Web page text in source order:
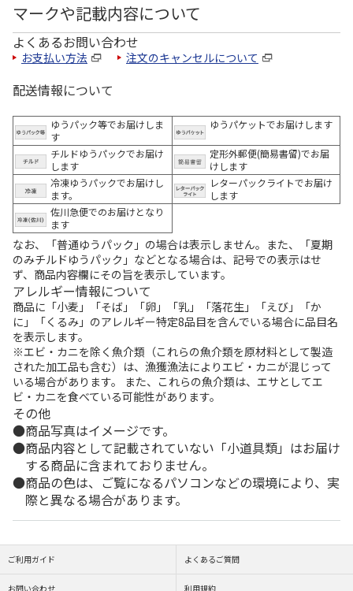
マークや記載内容について
よくあるお問い合わせ
お支払い方法 注文のキャンセルについて
配送情報について
ゆうパック等でお届けしま
す
ゆうパケットでお届けします
チルドゆうパックでお届け
します
定形外郵便(簡易書留)でお届
けします
冷凍ゆうパックでお届けし
ます。
レターパックライトでお届け
します
佐川急便でのお届けとなり
ます
なお、「普通ゆうパック」の場合は表示しません。また、「夏期
のみチルドゆうパック」などとなる場合は、記号での表示はせ
ず、商品内容欄にその旨を表示しています。
アレルギー情報について
商品に「小麦」「そば」「卵」「乳」「落花生」「えび」「か
に」「くるみ」のアレルギー特定8品目を含んでいる場合に品目名
を表示します。
※エビ・カニを除く魚介類（これらの魚介類を原材料として製造
された加工品も含む）は、漁獲漁法によりエビ・カニが混じって
いる場合があります。 また、これらの魚介類は、エサとしてエ
ビ・カニを食べている可能性があります。
その他
商品写真はイメージです。
商品内容として記載されていない「小道具類」はお届け
する商品に含まれておりません。
商品の色は、ご覧になるパソコンなどの環境により、実
際と異なる場合があります。
ご利用ガイド よくあるご質問
お問い合わせ 利用規約